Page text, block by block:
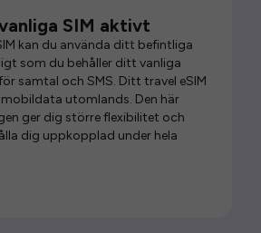
SIM aktivt
kan du använda ditt befintliga
som du behåller ditt vanliga
samtal och SMS. Ditt travel eSIM
utomlands. Den här
ger dig större flexibilitet och
dig uppkopplad under hela